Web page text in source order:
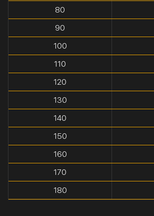
80
90
100
110
120
130
140
150
160
170
180